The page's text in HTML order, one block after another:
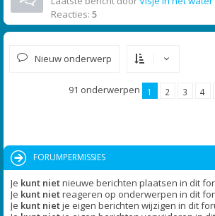
Reacties: 5
Nieuw onderwerp
91 onderwerpen 1 2 3 4
FORUMPERMISSIES
Je kunt nietnieuwe berichten plaatsen in dit
Je kunt nietreageren op onderwerpen in dit
Je kunt nietje eigen berichten wijzigen in dit